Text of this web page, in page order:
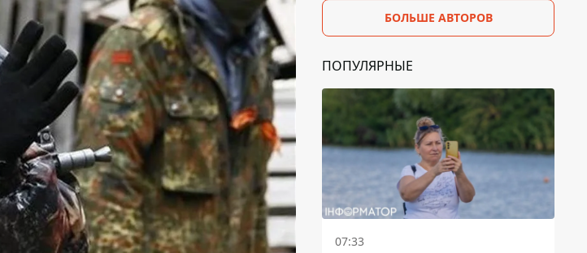
БОЛЬШЕ АВТОРОВ
ПОПУЛЯРНЫЕ
07:33